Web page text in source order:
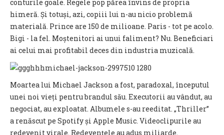
conturile goale. Regele pop părea învins de propria
himeră. Și totuși, azi, copiii lui n-au nicio problemă
materială. Prince are 150 de milioane. Paris - tot pe acolo.
Bigi - la fel. Moștenitori ai unui faliment? Nu. Beneficiari
ai celui mai profitabil deces din industria muzicală.
Moartea lui Michael Jackson a fost, paradoxal, începutul
unei noi vieți pentru brandul său. Executorii au vândut, au
negociat, au exploatat. Albumele s-au reeditat. „Thriller”
a renăscut pe Spotify și Apple Music. Videoclipurile au
redevenit virale. Redevențele au adus miliarde.